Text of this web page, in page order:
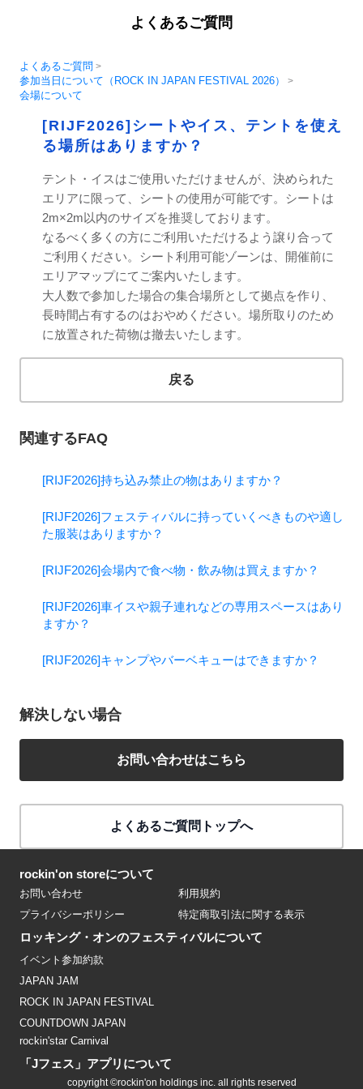
よくあるご質問
よくあるご質問 >
参加当日について（ROCK IN JAPAN FESTIVAL 2026） >
会場について
[RIJF2026]シートやイス、テントを使え
る場所はありますか？
テント・イスはご使用いただけませんが、決められた
エリアに限って、シートの使用が可能です。シートは
2m×2m以内のサイズを推奨しております。
なるべく多くの方にご利用いただけるよう譲り合って
ご利用ください。シート利用可能ゾーンは、開催前に
エリアマップにてご案内いたします。
大人数で参加した場合の集合場所として拠点を作り、
長時間占有するのはおやめください。場所取りのため
に放置された荷物は撤去いたします。
戻る
関連するFAQ
[RIJF2026]持ち込み禁止の物はありますか？
[RIJF2026]フェスティバルに持っていくべきものや適し
た服装はありますか？
[RIJF2026]会場内で食べ物・飲み物は買えますか？
[RIJF2026]車イスや親子連れなどの専用スペースはあり
ますか？
[RIJF2026]キャンプやバーベキューはできますか？
解決しない場合
お問い合わせはこちら
よくあるご質問トップへ
rockin'on storeについて
お問い合わせ
利用規約
プライバシーポリシー
特定商取引法に関する表示
ロッキング・オンのフェスティバルについて
イベント参加約款
JAPAN JAM
ROCK IN JAPAN FESTIVAL
COUNTDOWN JAPAN
rockin'star Carnival
「Jフェス」アプリについて
copyright ©rockin'on holdings inc. all rights reserved